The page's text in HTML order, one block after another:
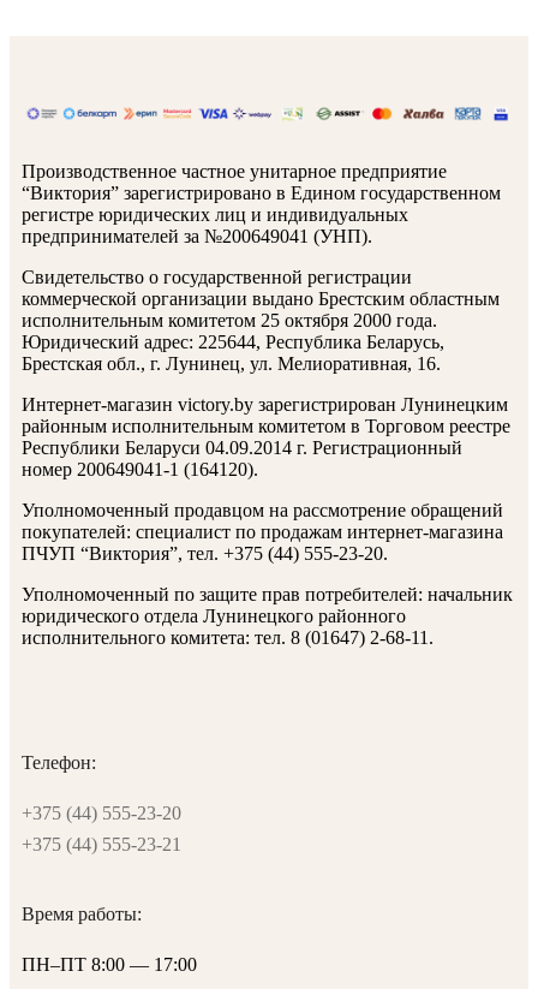
Производственное частное унитарное предприятие
“Виктория” зарегистрировано в Едином государственном
регистре юридических лиц и индивидуальных
предпринимателей за №200649041 (УНП).
Свидетельство о государственной регистрации
коммерческой организации выдано Брестским областным
исполнительным комитетом 25 октября 2000 года.
Юридический адрес: 225644, Республика Беларусь,
Брестская обл., г. Лунинец, ул. Мелиоративная, 16.
Интернет-магазин victory.by зарегистрирован Лунинецким
районным исполнительным комитетом в Торговом реестре
Республики Беларуси 04.09.2014 г. Регистрационный
номер 200649041-1 (164120).
Уполномоченный продавцом на рассмотрение обращений
покупателей: специалист по продажам интернет-магазина
ПЧУП “Виктория”, тел. +375 (44) 555-23-20.
Уполномоченный по защите прав потребителей: начальник
юридического отдела Лунинецкого районного
исполнительного комитета: тел. 8 (01647) 2-68-11.
Телефон:
+375 (44) 555-23-20
+375 (44) 555-23-21
Время работы:
ПН–ПТ 8:00 — 17:00